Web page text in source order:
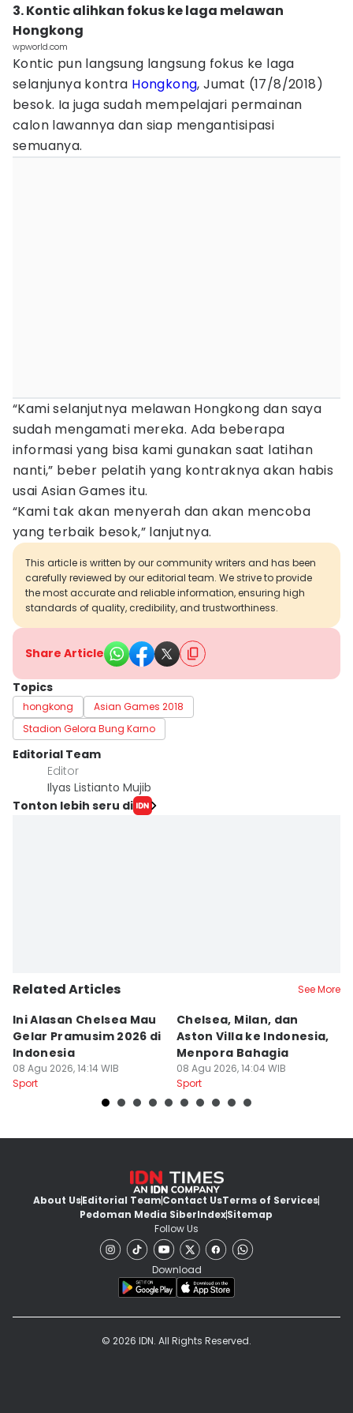
3. Kontic alihkan fokus ke laga melawan
Hongkong
wpworld.com
Kontic pun langsung langsung fokus ke laga
selanjunya kontra Hongkong, Jumat (17/8/2018)
besok. Ia juga sudah mempelajari permainan
calon lawannya dan siap mengantisipasi
semuanya.
“Kami selanjutnya melawan Hongkong dan saya
sudah mengamati mereka. Ada beberapa
informasi yang bisa kami gunakan saat latihan
nanti,” beber pelatih yang kontraknya akan habis
usai Asian Games itu.
“Kami tak akan menyerah dan akan mencoba
yang terbaik besok,” lanjutnya.
This article is written by our community writers and has been
carefully reviewed by our editorial team. We strive to provide
the most accurate and reliable information, ensuring high
standards of quality, credibility, and trustworthiness.
Share Article
Topics
hongkong
Asian Games 2018
Stadion Gelora Bung Karno
Editorial Team
Editor
Ilyas Listianto Mujib
Tonton lebih seru di
Related Articles See More
Ini Alasan Chelsea Mau
Gelar Pramusim 2026 di
Indonesia
08 Agu 2026, 14:14 WIB
Sport
Chelsea, Milan, dan
Aston Villa ke Indonesia,
Menpora Bahagia
08 Agu 2026, 14:04 WIB
Sport
About UsEditorial TeamContact UsTerms of Services
Pedoman Media SiberIndexSitemap
Follow Us
Download
© 2026 IDN. All Rights Reserved.